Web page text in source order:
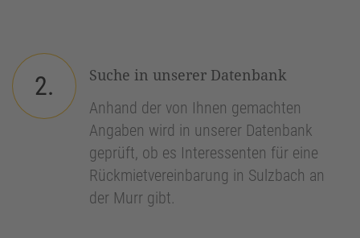
2.
Suche in unserer Datenbank
Anhand der von Ihnen gemachten
Angaben wird in unserer Datenbank
geprüft, ob es Interessenten für eine
Rückmietvereinbarung in Sulzbach an
der Murr gibt.